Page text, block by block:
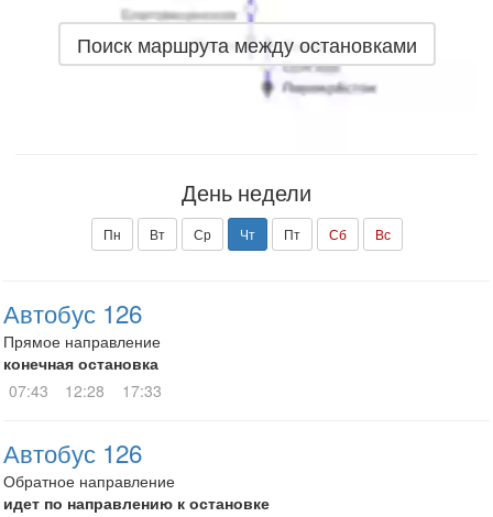
Поиск маршрута между остановками
День недели
Пн Вт Ср Чт Пт Сб Вс
Автобус 126
Прямое направление
конечная остановка
07:43
12:28 17:33
Автобус 126
Обратное направление
идет по направлению к остановке